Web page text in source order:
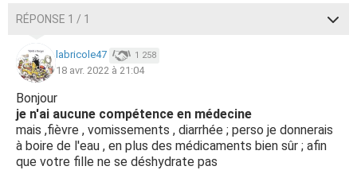
RÉPONSE 1 / 1
labricole47 1 258
18 avr. 2022 à 21:04
Bonjour
je n'ai aucune compétence en médecine
mais ,fièvre , vomissements , diarrhée ; perso je donnerais
à boire de l'eau , en plus des médicaments bien sûr ; afin
que votre fille ne se déshydrate pas